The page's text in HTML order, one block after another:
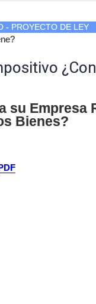
- PROYECTO DE LEY
su Empresa
Bienes?